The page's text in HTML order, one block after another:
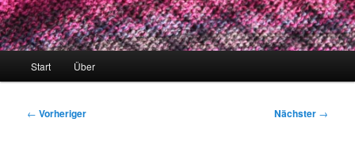
Start Über
Beitragsnavigation
← Vorheriger Nächster →